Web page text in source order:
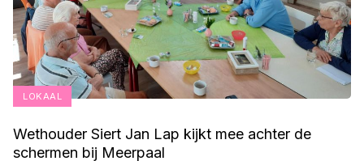
LOKAAL
Wethouder Siert Jan Lap kijkt mee achter de
schermen bij Meerpaal